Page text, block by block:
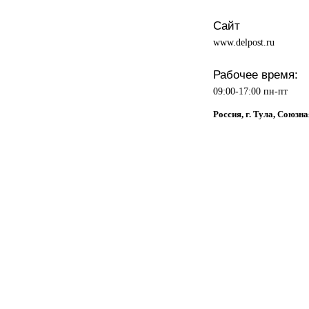
Сайт
www.delpost.ru
Рабочее время:
09:00-17:00 пн-пт
Россия, г. Тула,